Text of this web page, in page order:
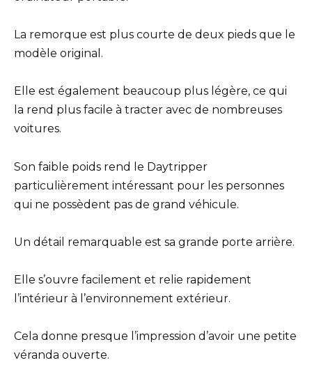
La remorque est plus courte de deux pieds que le
modèle original.
Elle est également beaucoup plus légère, ce qui
la rend plus facile à tracter avec de nombreuses
voitures.
Son faible poids rend le Daytripper
particulièrement intéressant pour les personnes
qui ne possèdent pas de grand véhicule.
Un détail remarquable est sa grande porte arrière.
Elle s’ouvre facilement et relie rapidement
l’intérieur à l’environnement extérieur.
Cela donne presque l’impression d’avoir une petite
véranda ouverte.